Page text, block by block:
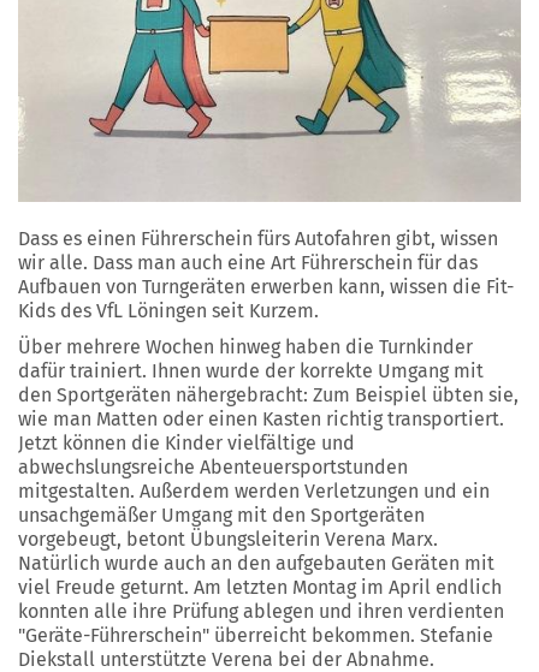
Dass es einen Führerschein fürs Autofahren gibt, wissen
wir alle. Dass man auch eine Art Führerschein für das
Aufbauen von Turngeräten erwerben kann, wissen die Fit-
Kids des VfL Löningen seit Kurzem.
Über mehrere Wochen hinweg haben die Turnkinder
dafür trainiert. Ihnen wurde der korrekte Umgang mit
den Sportgeräten nähergebracht: Zum Beispiel übten sie,
wie man Matten oder einen Kasten richtig transportiert.
Jetzt können die Kinder vielfältige und
abwechslungsreiche Abenteuersportstunden
mitgestalten. Außerdem werden Verletzungen und ein
unsachgemäßer Umgang mit den Sportgeräten
vorgebeugt, betont Übungsleiterin Verena Marx.
Natürlich wurde auch an den aufgebauten Geräten mit
viel Freude geturnt. Am letzten Montag im April endlich
konnten alle ihre Prüfung ablegen und ihren verdienten
"Geräte-Führerschein" überreicht bekommen. Stefanie
Diekstall unterstützte Verena bei der Abnahme.